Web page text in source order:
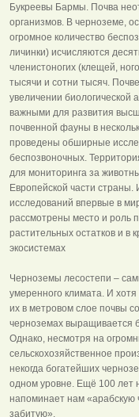
Букреевы Бармы. Почва
организмов. В черноземе,
огромное количество
личинки) исчисляются
членистоногих (клещей,
тысячи и сотни тысяч.
увеличении биологической
важными для развития
почвенной фауны в
проведены обширные
беспозвоночных.
для мониторинга за
Европейской части
исследований впервые в
рассмотрены место и роль
растительных остатков и в
экосистемах
Черноземы лесостепи –
умеренного климата. И
их в метровом слое почвы
черноземах выращивается
Однако, несмотря на
сельскохозяйственное
некогда богатейших
одном уровне. Ещё 100 лет
напоминает нам «арабскую
забитую».